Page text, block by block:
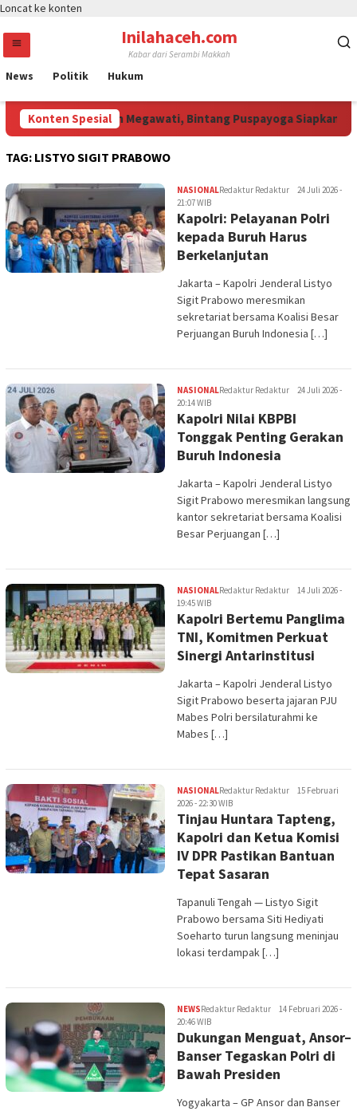
Loncat ke konten
Inilahaceh.com
Kabar dari Serambi Makkah
News Politik Hukum
Konten Spesial
Curi Perhatian Megawati, Bintang Puspayoga Siapkan
TAG: LISTYO SIGIT PRABOWO
NASIONALRedaktur Redaktur
24 Juli 2026 -
21:07 WIB
Kapolri: Pelayanan Polri
kepada Buruh Harus
Berkelanjutan
Jakarta – Kapolri Jenderal Listyo
Sigit Prabowo meresmikan
sekretariat bersama Koalisi Besar
Perjuangan Buruh Indonesia […]
NASIONALRedaktur Redaktur
24 Juli 2026 -
20:14 WIB
Kapolri Nilai KBPBI
Tonggak Penting Gerakan
Buruh Indonesia
Jakarta – Kapolri Jenderal Listyo
Sigit Prabowo meresmikan langsung
kantor sekretariat bersama Koalisi
Besar Perjuangan […]
NASIONALRedaktur Redaktur
14 Juli 2026 -
19:45 WIB
Kapolri Bertemu Panglima
TNI, Komitmen Perkuat
Sinergi Antarinstitusi
Jakarta – Kapolri Jenderal Listyo
Sigit Prabowo beserta jajaran PJU
Mabes Polri bersilaturahmi ke
Mabes […]
NASIONALRedaktur Redaktur
15 Februari
2026 - 22:30 WIB
Tinjau Huntara Tapteng,
Kapolri dan Ketua Komisi
IV DPR Pastikan Bantuan
Tepat Sasaran
Tapanuli Tengah — Listyo Sigit
Prabowo bersama Siti Hediyati
Soeharto turun langsung meninjau
lokasi terdampak […]
NEWSRedaktur Redaktur
14 Februari 2026 -
20:46 WIB
Dukungan Menguat, Ansor–
Banser Tegaskan Polri di
Bawah Presiden
Yogyakarta – GP Ansor dan Banser